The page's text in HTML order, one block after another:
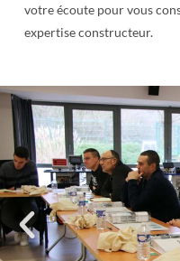
votre écoute pour vous
expertise constructeur.